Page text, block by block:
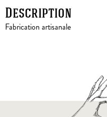
Description
Fabrication artisanale